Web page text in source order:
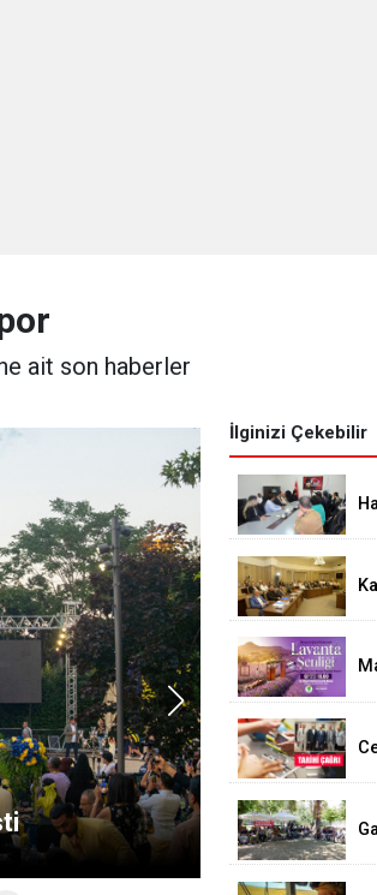
ait son haberler
Sürüyor
İlginizi Çekebilir